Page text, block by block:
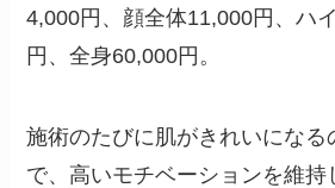
4,000円、顔全体11,000円、ハ
円、全身60,000円。
施術のたびに肌がきれいになる
で、高いモチベーションを維